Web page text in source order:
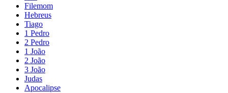
Filemom
Hebreus
Tiago
1 Pedro
2 Pedro
1 João
2 João
3 João
Judas
Apocalipse